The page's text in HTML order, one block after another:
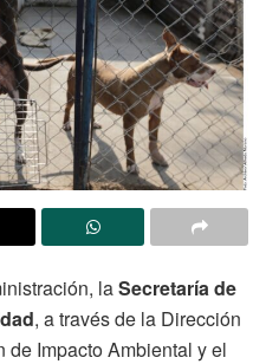
laSecretaría de
, a través de la Dirección
Impacto Ambiental y el